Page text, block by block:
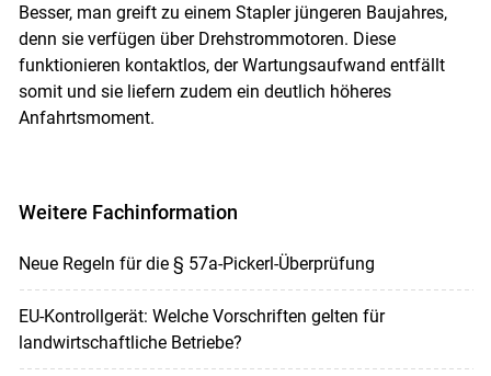
Besser, man greift zu einem Stapler jüngeren Baujahres,
denn sie verfügen über Drehstrommotoren. Diese
funktionieren kontaktlos, der Wartungsaufwand entfällt
somit und sie liefern zudem ein deutlich höheres
Anfahrtsmoment.
Weitere Fachinformation
Neue Regeln für die § 57a-Pickerl-Überprüfung
EU-Kontrollgerät: Welche Vorschriften gelten für
landwirtschaftliche Betriebe?